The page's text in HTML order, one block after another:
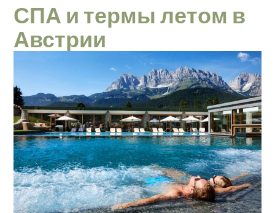
СПА и термы летом в
Австрии